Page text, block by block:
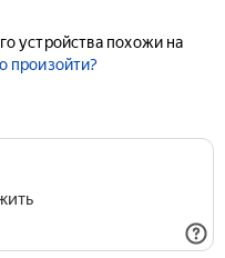
устройства похожи на
произойти?